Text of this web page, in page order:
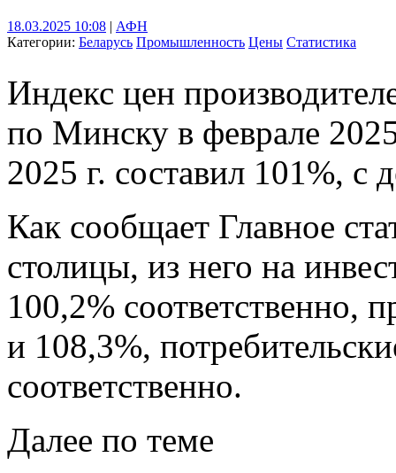
18.03.2025 10:08 | АФН
Категории: Беларусь Промышленность Цены Статистика
Индекс цен
по Минску в феврале
2025 г. составил 101%, с
Как сообщает Главное
столицы, из него на
100,2% соответственно,
и 108,3%,
соответственно.
Далее по теме